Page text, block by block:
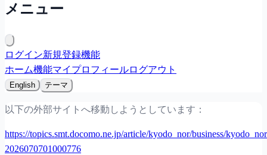
メニュー
ログイン新規登録機能
ホーム機能マイプロフィールログアウト
English テーマ
以下の外部サイトへ移動しようとしています：
https://topics.smt.docomo.ne.jp/article/kyodo_nor/business/
2026070701000776